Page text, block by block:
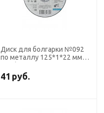
Диск для болгарки №092
по металлу 125*1*22 мм
тип 41
41 руб.